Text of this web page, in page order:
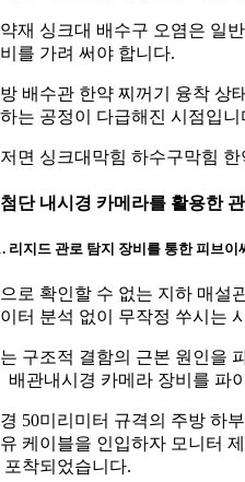
재 싱크대 배수구 오염은 일
를 가려 써야 합니다.
배수관 한약 찌꺼기 융착 상
는 공정이 다급해진 시점입니
면 싱크대막힘 하수구막힘
단 내시경 카메라를 활용한
리지드 관로 탐지 장비를 통한 피브이
로 확인할 수 없는 지하 매설
터 분석 없이 무작정 쑤시는
구조적 결함의 근본 원인을
배관내시경 카메라 장비를 파
50미리미터 규격의 주방 하
케이블을 인입하자 모니터
포착되었습니다.